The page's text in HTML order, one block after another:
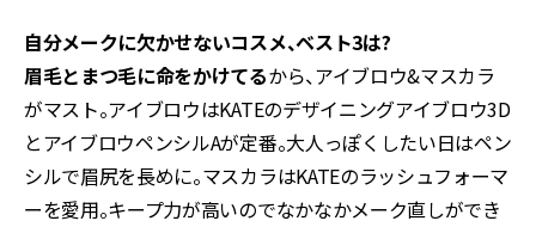
自分メークに欠かせないコスメ、ベスト3は?
眉毛とまつ毛に命をかけてるから、アイブロウ&マスカラ
がマスト。アイブロウはKATEのデザイニングアイブロウ3D
とアイブロウペンシルAが定番。大人っぽくしたい日はペン
シルで眉尻を長めに。マスカラはKATEのラッシュフォーマ
ーを愛用。キープ力が高いのでなかなかメーク直しができ